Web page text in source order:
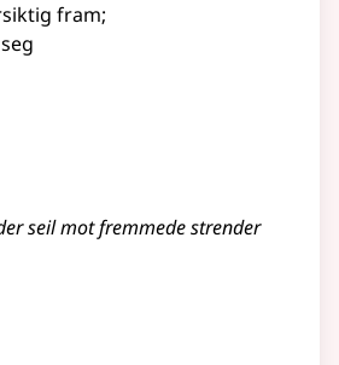
fram;
seil mot fremmede strender